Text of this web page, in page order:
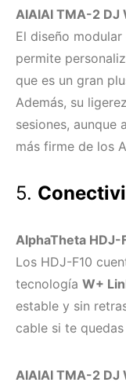
AIAIAI TMA-2 DJ
El diseño
permite
que es un gran
Además, su
sesiones, aunque
más firme de los
5.
AlphaTheta HDJ-
Los HDJ-F10
tecnología W+
estable y sin
cable si te
AIAIAI TMA-2 DJ